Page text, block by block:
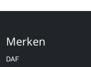
Merken
DAF